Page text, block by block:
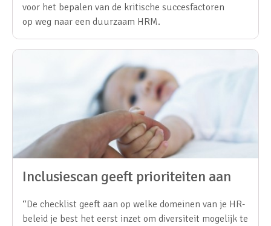
voor het bepalen van de kritische succesfactoren
op weg naar een duurzaam HRM.
Inclusiescan geeft prioriteiten aan
“De checklist geeft aan op welke domeinen van je HR-
beleid je best het eerst inzet om diversiteit mogelijk te